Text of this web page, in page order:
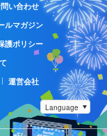
い合わせ
ルマガジン
護ポリシー
運営会社